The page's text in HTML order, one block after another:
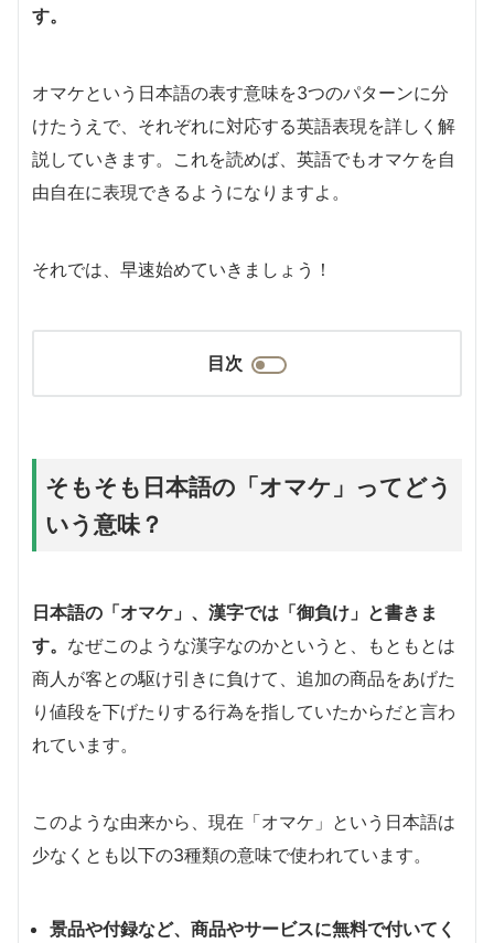
す。
オマケという日本語の表す意味を3つのパターンに分
けたうえで、それぞれに対応する英語表現を詳しく解
説していきます。これを読めば、英語でもオマケを自
由自在に表現できるようになりますよ。
それでは、早速始めていきましょう！
目次
そもそも日本語の「オマケ」ってどう
いう意味？
日本語の「オマケ」、漢字では「御負け」と書きま
す。 なぜこのような漢字なのかというと、もともとは
商人が客との駆け引きに負けて、追加の商品をあげた
り値段を下げたりする行為を指していたからだと言わ
れています。
このような由来から、現在「オマケ」という日本語は
少なくとも以下の3種類の意味で使われています。
景品や付録など、商品やサービスに無料で付いてく